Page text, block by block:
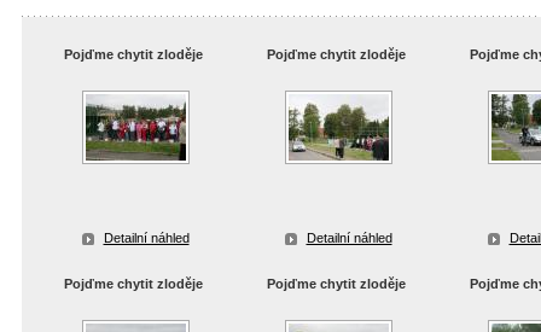
Pojďme chytit zloděje
Detailní náhled
Pojďme chytit zloděje
Detailní náhled
Pojďme
Pojďme chytit zloděje Pojďme chytit zloděje Pojďme